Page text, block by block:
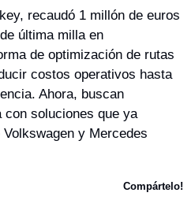
recaudó 1 millón de euros
última milla en
de optimización de rutas
costos operativos hasta
Ahora, buscan
con soluciones que ya
y Mercedes
Compártelo!